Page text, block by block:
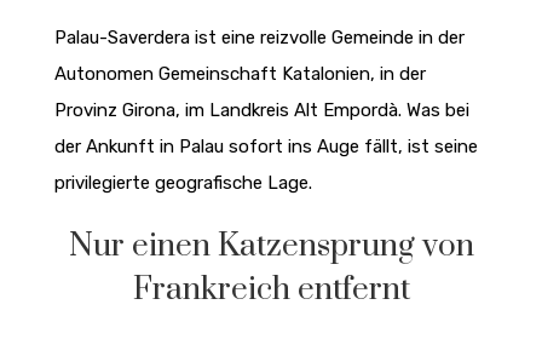
Palau-Saverdera ist eine reizvolle Gemeinde in der
Autonomen Gemeinschaft Katalonien, in der
Provinz Girona, im Landkreis Alt Empordà. Was bei
der Ankunft in Palau sofort ins Auge fällt, ist seine
privilegierte geografische Lage.
Nur einen Katzensprung von
Frankreich entfernt